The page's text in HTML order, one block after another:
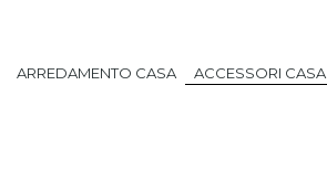
ARREDAMENTO CASA ACCESSORI CASA